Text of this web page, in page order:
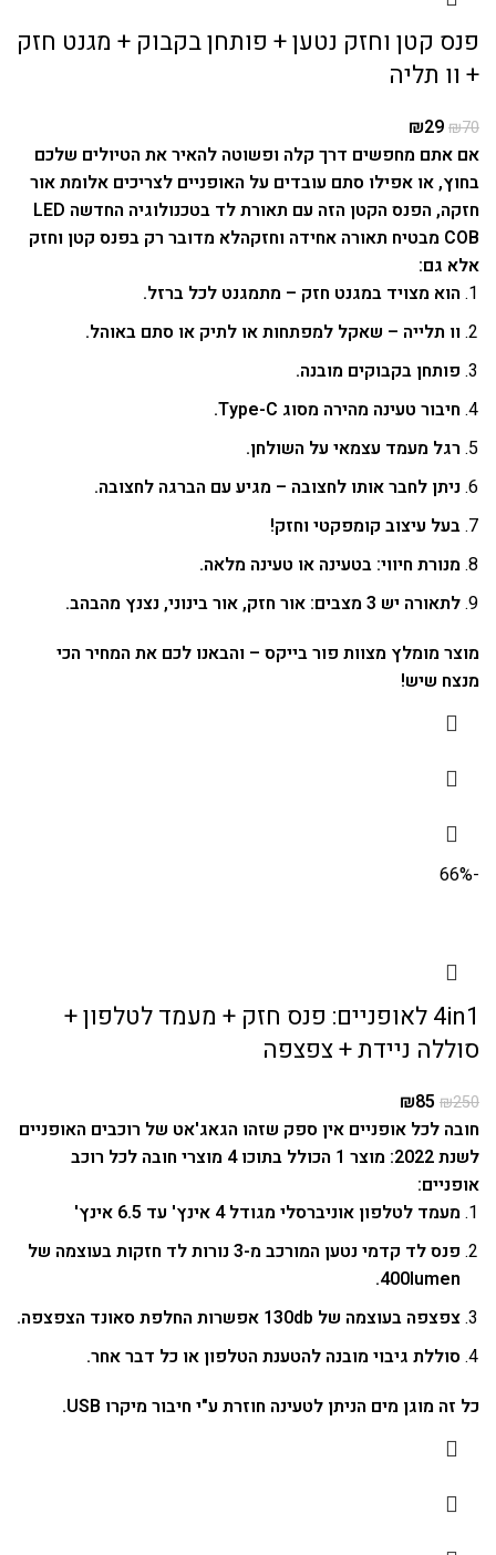
פנס קטן וחזק נטען + פותחן בקבוק + מגנט חזק
+ וו תליה
₪70
₪29
אם אתם מחפשים דרך קלה ופשוטה להאיר את הטיולים שלכם
בחוץ, או אפילו סתם עובדים על האופניים לצריכים אלומת אור
חזקה, הפנס הקטן הזה עם תאורת לד בטכנולוגיה החדשה LED
COB מבטיח תאורה אחידה וחזקה
לא מדובר רק בפנס קטן וחזק
אלא גם:
הוא מצויד במגנט חזק – מתמגנט לכל ברזל.
וו תלייה – שאקל למפתחות או לתיק או סתם באוהל.
פותחן בקבוקים מובנה.
חיבור טעינה מהירה מסוג Type-C.
רגל מעמד עצמאי על השולחן.
ניתן לחבר אותו לחצובה – מגיע עם הברגה לחצובה.
בעל עיצוב קומפקטי וחזק!
מנורת חיווי: בטעינה או טעינה מלאה.
לתאורה יש 3 מצבים: אור חזק, אור בינוני, נצנץ מהבהב.
מוצר מומלץ מצוות פור בייקס – והבאנו לכם את המחיר הכי
מנצח שיש!
-66%
4in1 לאופניים: פנס חזק + מעמד לטלפון +
סוללה ניידת + צפצפה
₪250
₪85
חובה לכל אופניים אין ספק שזהו הגאג'אט של רוכבים האופניים
לשנת 2022: מוצר 1 הכולל בתוכו 4 מוצרי חובה לכל רוכב
אופניים:
מעמד לטלפון אוניברסלי מגודל 4 אינץ' עד 6.5 אינץ'
פנס לד קדמי נטען המורכב מ-3 נורות לד חזקות בעוצמה של
400lumen.
צפצפה בעוצמה של 130db אפשרות החלפת סאונד הצפצפה.
סוללת גיבוי מובנה להטענת הטלפון או כל דבר אחר.
כל זה מוגן מים הניתן לטעינה חוזרת ע"י חיבור מיקרו USB.